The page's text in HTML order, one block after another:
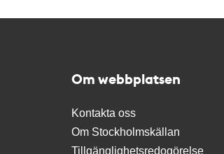
Om webbplatsen
Kontakta oss
Om Stockholmskällan
Tillgänglighetsredogörelse